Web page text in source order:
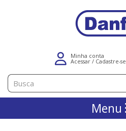
Minha conta
Acessar / Cadastre-se
Menu